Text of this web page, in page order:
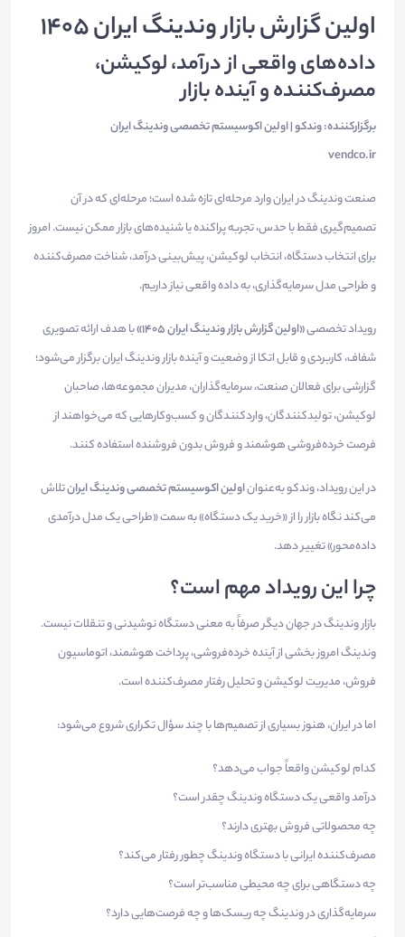
اولین گزارش بازار وندینگ ایران ۱۴۰۵
داده‌های واقعی از درآمد، لوکیشن،
مصرف‌کننده و آینده بازار
برگزارکننده: وندکو | اولین اکوسیستم تخصصی وندینگ ایران
vendco.ir
صنعت وندینگ در ایران وارد مرحله‌ای تازه شده است؛ مرحله‌ای که در آن
تصمیم‌گیری فقط با حدس، تجربه پراکنده یا شنیده‌های بازار ممکن نیست. امروز
برای انتخاب دستگاه، انتخاب لوکیشن، پیش‌بینی درآمد، شناخت مصرف‌کننده
و طراحی مدل سرمایه‌گذاری، به داده واقعی نیاز داریم.
رویداد تخصصی«اولین گزارش بازار وندینگ ایران ۱۴۰۵»
با هدف ارائه تصویری
شفاف، کاربردی و قابل اتکا از وضعیت و آینده بازار وندینگ ایران برگزار می‌شود؛
گزارشی برای فعالان صنعت، سرمایه‌گذاران، مدیران مجموعه‌ها، صاحبان
لوکیشن، تولیدکنندگان، واردکنندگان و کسب‌وکارهایی که می‌خواهند از
فرصت خرده‌فروشی هوشمند و فروش بدون فروشنده استفاده کنند.
در این رویداد، وندکو به‌عنواناولین اکوسیستم تخصصی وندینگ ایرانتلاش
می‌کند نگاه بازار را از «خرید یک دستگاه» به سمت «طراحی یک مدل درآمدی
داده‌محور» تغییر دهد.
چرا این رویداد مهم است؟
بازار وندینگ در جهان دیگر صرفاً به معنی دستگاه نوشیدنی و تنقلات نیست.
وندینگ امروز بخشی از آینده خرده‌فروشی، پرداخت هوشمند، اتوماسیون
فروش، مدیریت لوکیشن و تحلیل رفتار مصرف‌کننده است.
اما در ایران، هنوز بسیاری از تصمیم‌ها با چند سؤال تکراری شروع می‌شود:
کدام لوکیشن واقعاً جواب می‌دهد؟
درآمد واقعی یک دستگاه وندینگ چقدر است؟
چه محصولاتی فروش بهتری دارند؟
مصرف‌کننده ایرانی با دستگاه وندینگ چطور رفتار می‌کند؟
چه دستگاهی برای چه محیطی مناسب‌تر است؟
سرمایه‌گذاری در وندینگ چه ریسک‌ها و چه فرصت‌هایی دارد؟